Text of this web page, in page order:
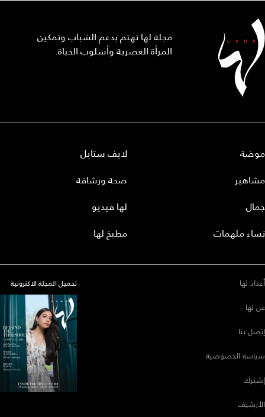
مجلة لها تهتم بدعم الشباب وتمكين
المرأة العصرية وأسلوب الحياة.
موضة
مشاهير
جمال
نساء ملهمات
لايف ستايل
صحة ورشاقة
لها فيديو
مطبخ لها
أعداد لها
عن لها
إتصل بنا
سياسة الخصوصية
إشترك
الأرشيف
تحميل المجلة الاكترونية